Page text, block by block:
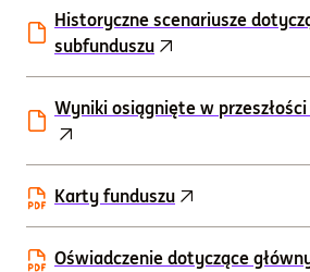
Historyczne scenariusze
subfunduszu
Wyniki osiągnięte w
Karty funduszu
Oświadczenie dotyczące